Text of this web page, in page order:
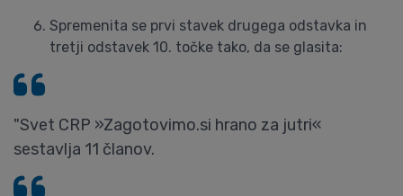
Spremenita se prvi stavek drugega odstavka in
tretji odstavek 10. točke tako, da se glasita:
"Svet CRP »Zagotovimo.si hrano za jutri«
sestavlja 11 članov.